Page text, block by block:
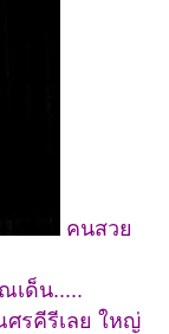
คนสวย
เด็น.....
รคีรีเลย ใหญ่